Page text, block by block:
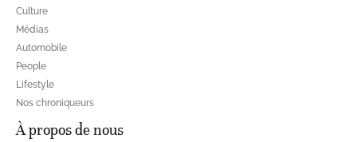
Culture
Médias
Automobile
People
Lifestyle
Nos chroniqueurs
À propos de nous